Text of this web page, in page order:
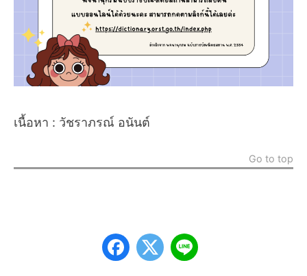
เนื้อหา : วัชราภรณ์ อนันต์
Go to top